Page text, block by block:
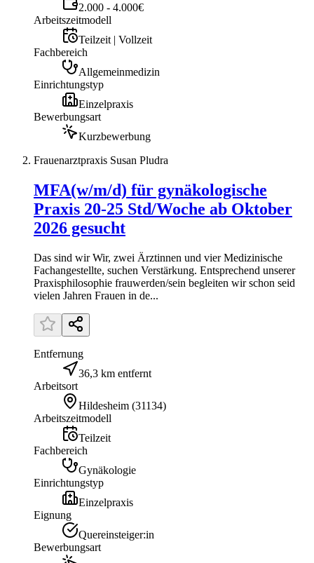
2.000 - 4.000€
Arbeitszeitmodell
Teilzeit | Vollzeit
Fachbereich
Allgemeinmedizin
Einrichtungstyp
Einzelpraxis
Bewerbungsart
Kurzbewerbung
Frauenarztpraxis Susan Pludra
MFA(w/m/d) für gynäkologische
Praxis 20-25 Std/Woche ab Oktober
2026 gesucht
Das sind wir Wir, zwei Ärztinnen und vier Medizinische
Fachangestellte, suchen Verstärkung. Entsprechend unserer
Praxisphilosophie frauwerden/sein begleiten wir schon seid
vielen Jahren Frauen in de...
Entfernung
36,3 km entfernt
Arbeitsort
Hildesheim (31134)
Arbeitszeitmodell
Teilzeit
Fachbereich
Gynäkologie
Einrichtungstyp
Einzelpraxis
Eignung
Quereinsteiger:in
Bewerbungsart